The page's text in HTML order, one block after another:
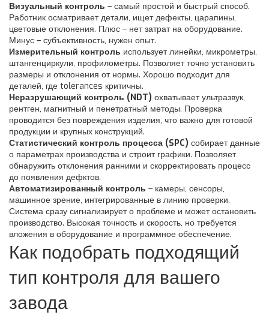
Визуальный контроль – самый простой и быстрый способ.
Работник осматривает детали, ищет дефекты, царапины,
цветовые отклонения. Плюс – нет затрат на оборудование.
Минус – субъективность, нужен опыт.
Измерительный контроль использует линейки, микрометры,
штангенциркули, профилометры. Позволяет точно установить
размеры и отклонения от нормы. Хорошо подходит для
деталей, где tolerances критичны.
Неразрушающий контроль (NDT) охватывает ультразвук,
рентген, магнитный и пенетратный методы. Проверка
проводится без повреждения изделия, что важно для готовой
продукции и крупных конструкций.
Статистический контроль процесса (SPC) собирает данные
о параметрах производства и строит графики. Позволяет
обнаружить отклонения ранними и скорректировать процесс
до появления дефктов.
Автоматизированный контроль – камеры, сенсоры,
машинное зрение, интегрированные в линию проверки.
Система сразу сигнализирует о проблеме и может остановить
производство. Высокая точность и скорость, но требуется
вложения в оборудование и программное обеспечение.
Как подобрать подходящий
тип контроля для вашего
завода